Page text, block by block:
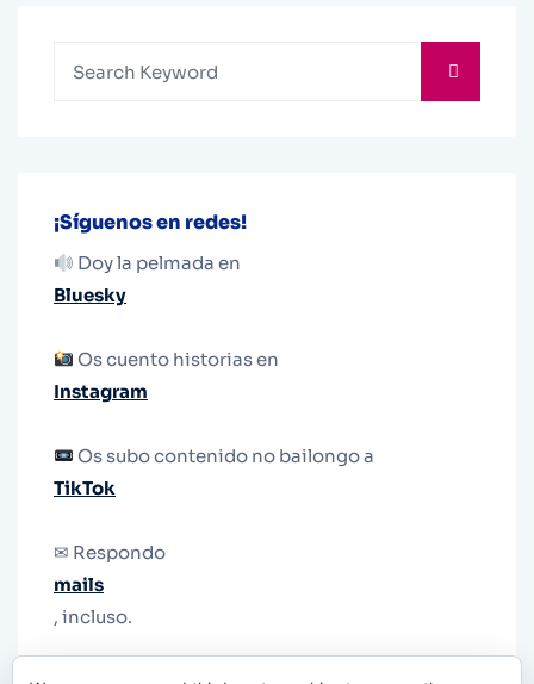
¡Síguenos en redes!
Doy la pelmada en
Bluesky
Os cuento historias en
Instagram
Os subo contenido no bailongo a
TikTok
✉ Respondo
mails
, incluso.